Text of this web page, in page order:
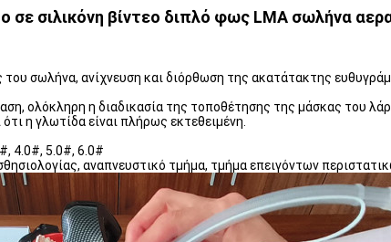
σε σιλικόνη βίντεο διπλό φως LMA σωλήνα
σωλήνα, ανίχνευση και διόρθωση της ακατάτακτης
ολόκληρη η διαδικασία της τοποθέτησης της μάσκας του
η γλωτίδα είναι πλήρως εκτεθειμένη.
4.0#, 5.0#, 6.0#
αναπνευστικό τμήμα, τμήμα επειγόντων